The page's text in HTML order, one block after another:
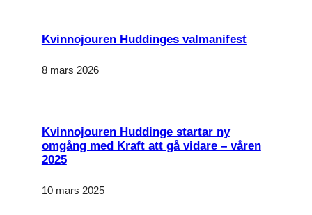
Kvinnojouren Huddinges valmanifest
8 mars 2026
Kvinnojouren Huddinge startar ny
omgång med Kraft att gå vidare – våren
2025
10 mars 2025
behövs för
över huvud
taget ska
Statistik
För att vi
ska kunna
förbättra
funktionalitet